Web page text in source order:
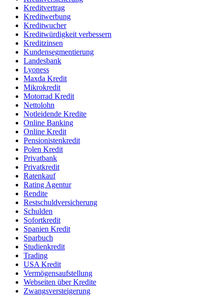
Kreditvertrag
Kreditwerbung
Kreditwucher
Kreditwürdigkeit verbessern
Kreditzinsen
Kundensegmentierung
Landesbank
Lyoness
Maxda Kredit
Mikrokredit
Motorrad Kredit
Nettolohn
Notleidende Kredite
Online Banking
Online Kredit
Pensionistenkredit
Polen Kredit
Privatbank
Privatkredit
Ratenkauf
Rating Agentur
Rendite
Restschuldversicherung
Schulden
Sofortkredit
Spanien Kredit
Sparbuch
Studienkredit
Trading
USA Kredit
Vermögensaufstellung
Webseiten über Kredite
Zwangsversteigerung